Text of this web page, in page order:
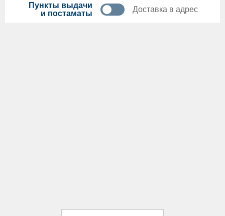
Пункты выдачи
и постаматы
Доставка в адрес